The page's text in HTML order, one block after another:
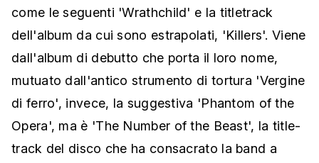
come le seguenti 'Wrathchild' e la titletrack
dell'album da cui sono estrapolati, 'Killers'. Viene
dall'album di debutto che porta il loro nome,
mutuato dall'antico strumento di tortura 'Vergine
di ferro', invece, la suggestiva 'Phantom of the
Opera', ma è 'The Number of the Beast', la title-
track del disco che ha consacrato la band a